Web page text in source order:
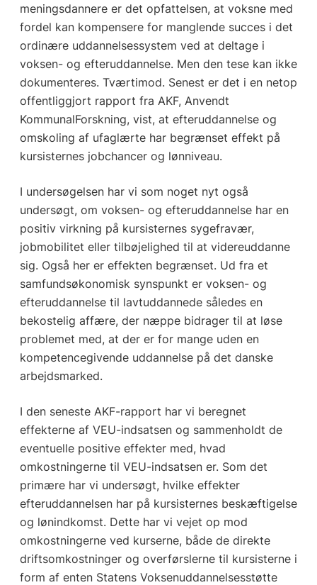
meningsdannere er det opfattelsen, at voksne med
fordel kan kompensere for manglende succes i det
ordinære uddannelsessystem ved at deltage i
voksen- og efteruddannelse. Men den tese kan ikke
dokumenteres. Tværtimod. Senest er det i en netop
offentliggjort rapport fra AKF, Anvendt
KommunalForskning, vist, at efteruddannelse og
omskoling af ufaglærte har begrænset effekt på
kursisternes jobchancer og lønniveau.
I undersøgelsen har vi som noget nyt også
undersøgt, om voksen- og efteruddannelse har en
positiv virkning på kursisternes sygefravær,
jobmobilitet eller tilbøjelighed til at videreuddanne
sig. Også her er effekten begrænset. Ud fra et
samfundsøkonomisk synspunkt er voksen- og
efteruddannelse til lavtuddannede således en
bekostelig affære, der næppe bidrager til at løse
problemet med, at der er for mange uden en
kompetencegivende uddannelse på det danske
arbejdsmarked.
I den seneste AKF-rapport har vi beregnet
effekterne af VEU-indsatsen og sammenholdt de
eventuelle positive effekter med, hvad
omkostningerne til VEU-indsatsen er. Som det
primære har vi undersøgt, hvilke effekter
efteruddannelsen har på kursisternes beskæftigelse
og lønindkomst. Dette har vi vejet op mod
omkostningerne ved kurserne, både de direkte
driftsomkostninger og overførslerne til kursisterne i
form af enten Statens Voksenuddannelsesstøtte